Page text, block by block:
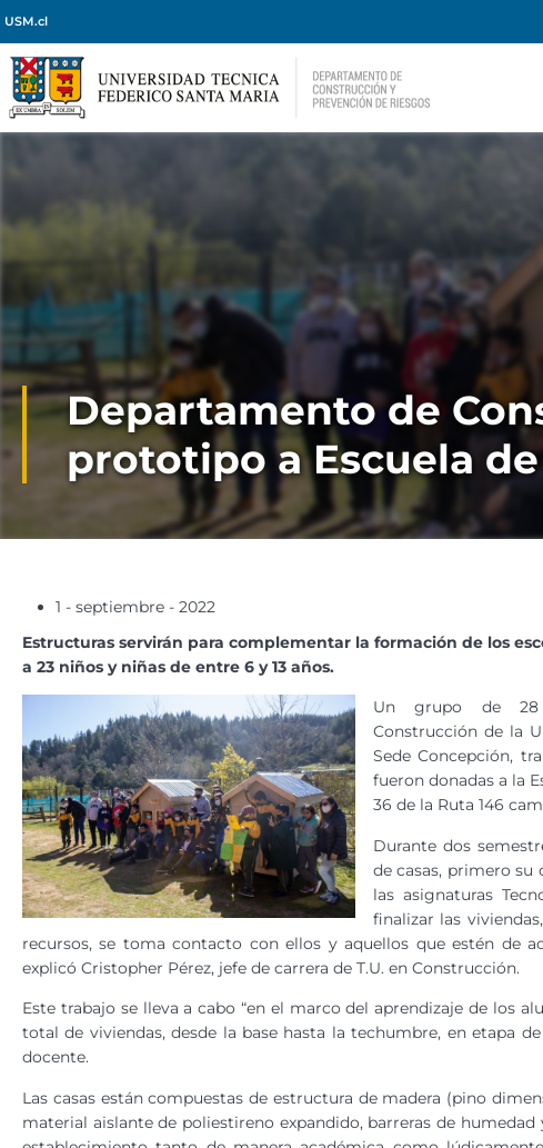
USM.cl
Departamento de
prototipo a Escuela
1 - septiembre - 2022
Estructuras servirán para complementar la formación de los
a 23 niños y niñas de entre 6 y 13 años.
Un grupo de 28
Construcción de la
Sede Concepción,
fueron donadas a la
36 de la Ruta 146
Durante dos
de casas, primero su
las asignaturas
finalizar las
recursos, se toma contacto con ellos y aquellos que estén de
explicó Cristopher Pérez, jefe de carrera de T.U. en Construcción.
Este trabajo se lleva a cabo “en el marco del aprendizaje de los
total de viviendas, desde la base hasta la techumbre, en etapa
docente.
Las casas están compuestas de estructura de madera (pino
material aislante de poliestireno expandido, barreras de